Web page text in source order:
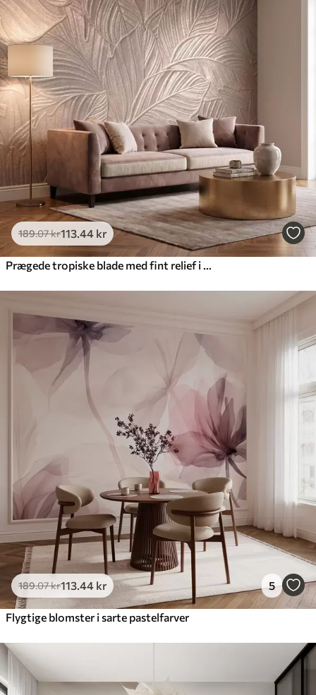
189.07kr113 .44 kr
189.07kr113 .44 kr 5
Flygtige blomster i sarte pastelfarver